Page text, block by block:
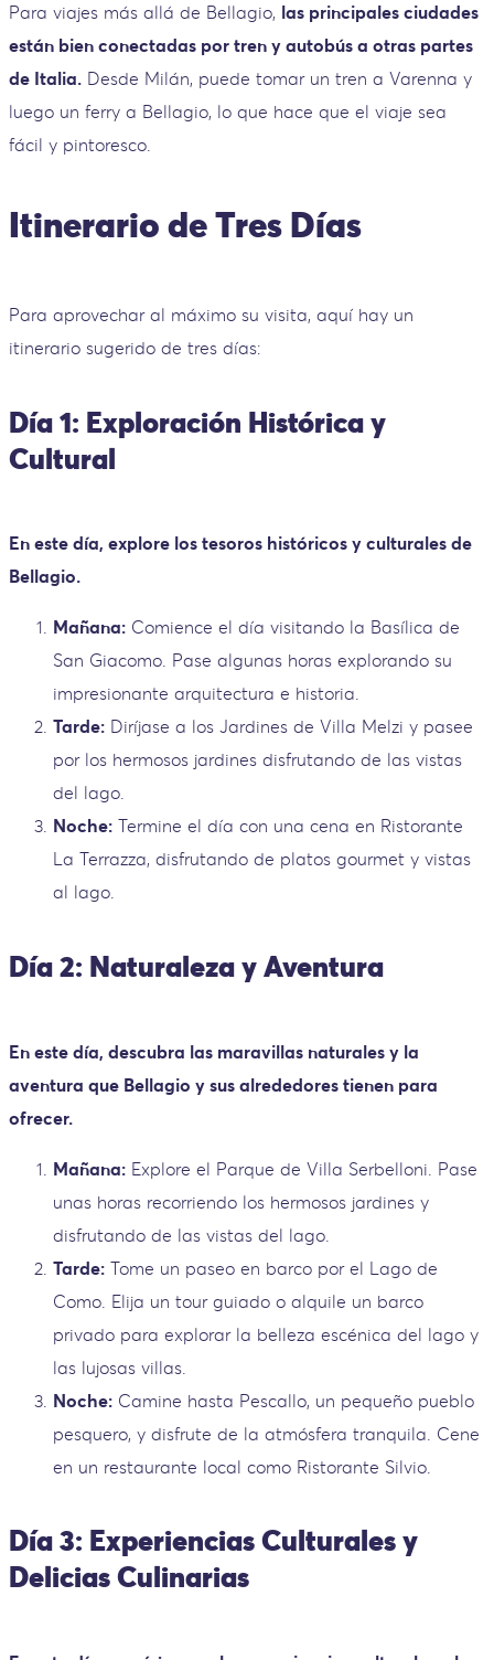
Para viajes más allá de Bellagio, las principales ciudades
están bien conectadas por tren y autobús a otras partes
de Italia. Desde Milán, puede tomar un tren a Varenna y
luego un ferry a Bellagio, lo que hace que el viaje sea
fácil y pintoresco.
Itinerario de Tres Días
Para aprovechar al máximo su visita, aquí hay un
itinerario sugerido de tres días:
Día 1: Exploración Histórica y
Cultural
En este día, explore los tesoros históricos y culturales de
Bellagio.
Mañana: Comience el día visitando la Basílica de
San Giacomo. Pase algunas horas explorando su
impresionante arquitectura e historia.
Tarde: Diríjase a los Jardines de Villa Melzi y pasee
por los hermosos jardines disfrutando de las vistas
del lago.
Noche: Termine el día con una cena en Ristorante
La Terrazza, disfrutando de platos gourmet y vistas
al lago.
Día 2: Naturaleza y Aventura
En este día, descubra las maravillas naturales y la
aventura que Bellagio y sus alrededores tienen para
ofrecer.
Mañana: Explore el Parque de Villa Serbelloni. Pase
unas horas recorriendo los hermosos jardines y
disfrutando de las vistas del lago.
Tarde: Tome un paseo en barco por el Lago de
Como. Elija un tour guiado o alquile un barco
privado para explorar la belleza escénica del lago y
las lujosas villas.
Noche: Camine hasta Pescallo, un pequeño pueblo
pesquero, y disfrute de la atmósfera tranquila. Cene
en un restaurante local como Ristorante Silvio.
Día 3: Experiencias Culturales y
Delicias Culinarias